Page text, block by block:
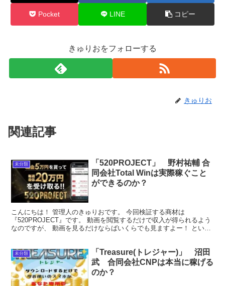
Pocket LINE コピー
きゅりおをフォローする
きゅりお
関連記事
未分類
「520PROJECT」 野村祐輔 合
同会社Total Winは実際稼ぐこと
ができるのか？
こんにちは！ 管理人のきゅりおです。 今回検証する商材は
『520PROJECT』です。 動画を閲覧するだけで収入が得られるよう
なのですが、 動画を見るだけならばいくらでも見ますよー！ という
未分類
「Treasure(トレジャー)」 沼田
武 合同会社CNPは本当に稼げる
のか？